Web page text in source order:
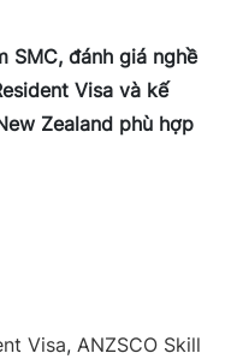
SMC, đánh giá nghề
Visa và kế
Zealand phù hợp
Visa,ANZSCO Skill